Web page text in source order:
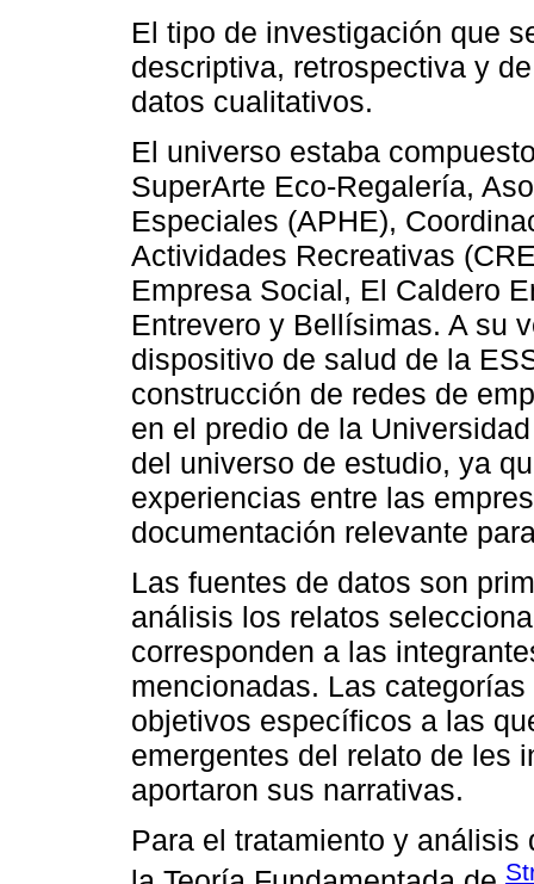
El tipo de investigación que
descriptiva, retrospectiva y
datos cualitativos.
El universo estaba
SuperArte Eco-Regalería,
Especiales (APHE),
Actividades Recreativas
Empresa Social, El Caldero
Entrevero y Bellísimas. A su
dispositivo de salud de la
construcción de redes de
en el predio de la
del universo de estudio, ya
experiencias entre las
documentación relevante
Las fuentes de datos son
análisis los relatos
corresponden a las
mencionadas. Las
objetivos específicos a las
emergentes del relato de les
aportaron sus narrativas.
Para el tratamiento y